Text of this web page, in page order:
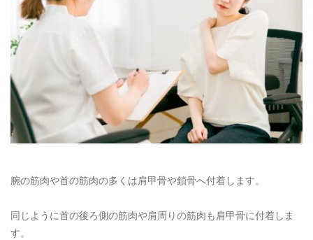
腕の筋肉や首の筋肉の多くは肩甲骨や鎖骨へ付着します。
同じように首の後ろ側の筋肉や肩周りの筋肉も肩甲骨に付着しま
す。